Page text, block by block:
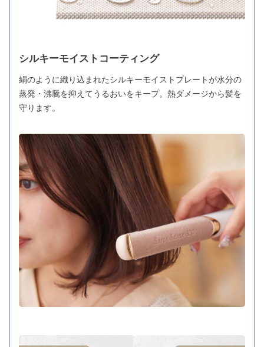
シルキーモイストコーティング
絹のように織り込まれたシルキーモイストプレートが水分の
蒸発・沸騰を抑えてうるおいをキープ。熱ダメージから髪を
守ります。